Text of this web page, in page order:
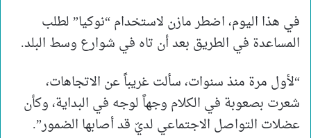
في هذا اليوم، اضطر مازن لاستخدام “نوكيا” لطلب
المساعدة في الطريق بعد أن تاه في شوارع وسط البلد.
“لأول مرة منذ سنوات، سألت غريباً عن الاتجاهات،
شعرت بصعوبة في الكلام وجهاً لوجه في البداية، وكأن
عضلات التواصل الاجتماعي لديّ قد أصابها الضمور”.